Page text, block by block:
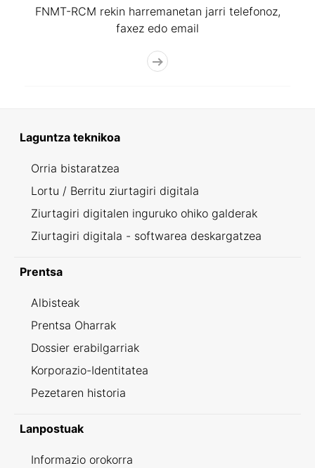
FNMT-RCM rekin harremanetan jarri telefonoz,
faxez edo email
Laguntza teknikoa
Orria bistaratzea
Lortu / Berritu ziurtagiri digitala
Ziurtagiri digitalen inguruko ohiko galderak
Ziurtagiri digitala - softwarea deskargatzea
Prentsa
Albisteak
Prentsa Oharrak
Dossier erabilgarriak
Korporazio-Identitatea
Pezetaren historia
Lanpostuak
Informazio orokorra